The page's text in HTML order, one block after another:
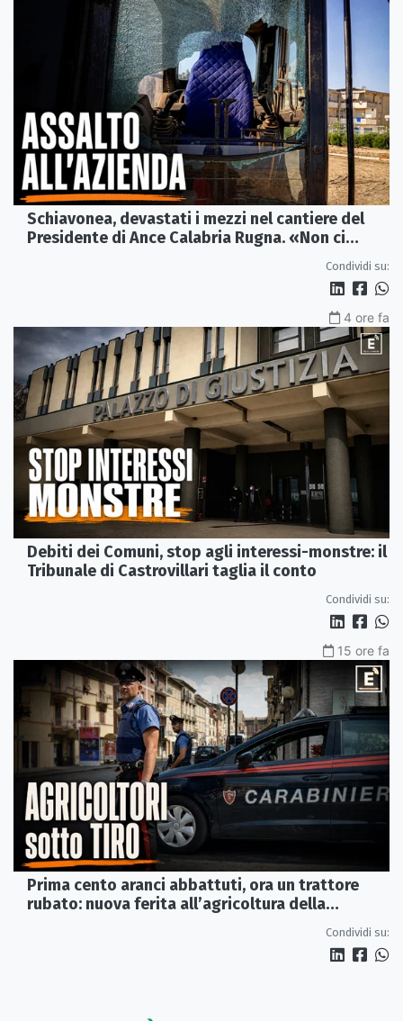
Schiavonea, devastati i mezzi nel cantiere del
Presidente di Ance Calabria Rugna. «Non ci
Condividi su:
4 ore fa
Debiti dei Comuni, stop agli interessi-monstre: il
Tribunale di Castrovillari taglia il conto
Condividi su:
15 ore fa
Prima cento aranci abbattuti, ora un trattore
rubato: nuova ferita all’agricoltura della
Condividi su: